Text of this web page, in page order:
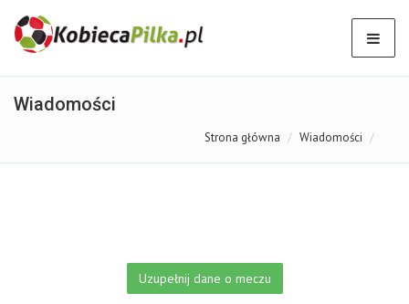
Wiadomości
Strona główna Wiadomości
Uzupełnij dane o meczu